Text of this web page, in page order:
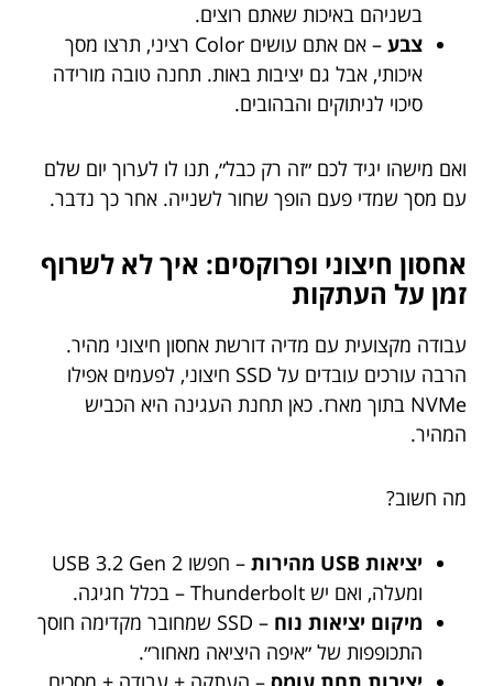
בשניהם באיכות שאתם רוצים.
צבע
– אם אתם עושים Color רציני, תרצו מסך
איכותי, אבל גם יציבות באות. תחנה טובה מורידה
סיכוי לניתוקים והבהובים.
ואם מישהו יגיד לכם ״זה רק כבל״, תנו לו לערוך יום שלם
עם מסך שמדי פעם הופך שחור לשנייה. אחר כך נדבר.
אחסון חיצוני ופרוקסים: איך לא לשרוף
זמן על העתקות
עבודה מקצועית עם מדיה דורשת אחסון חיצוני מהיר.
הרבה עורכים עובדים על SSD חיצוני, לפעמים אפילו
NVMe בתוך מארז. כאן תחנת העגינה היא הכביש
המהיר.
מה חשוב?
יציאות USB מהירות
– חפשו USB 3.2 Gen 2
ומעלה, ואם יש Thunderbolt – בכלל חגיגה.
מיקום יציאות נוח
– SSD שמחובר מקדימה חוסך
התכופפות של ״איפה היציאה מאחור״.